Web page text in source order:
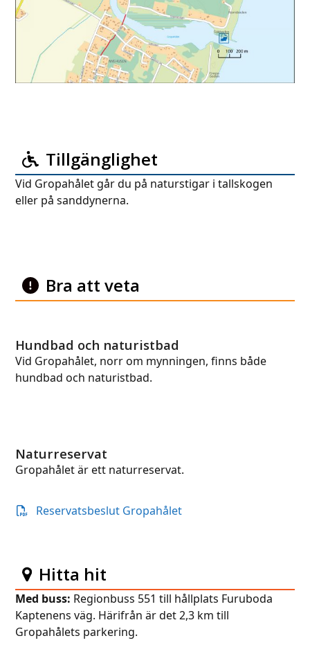
Tillgänglighet
Vid Gropahålet går du på naturstigar i tallskogen
eller på sanddynerna.
Bra att veta
Hundbad och naturistbad
Vid Gropahålet, norr om mynningen, finns både
hundbad och naturistbad.
Naturreservat
Gropahålet är ett naturreservat.
Reservatsbeslut Gropahålet
Hitta hit
Med buss: Regionbuss 551 till hållplats Furuboda
Kaptenens väg. Härifrån är det 2,3 km till
Gropahålets parkering.